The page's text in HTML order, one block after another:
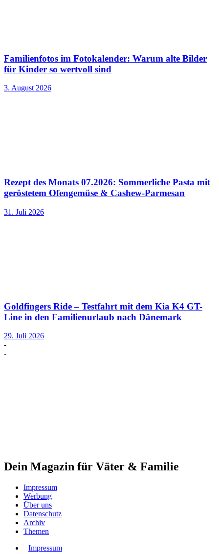
Familienfotos im Fotokalender: Warum alte Bilder
für Kinder so wertvoll sind
3. August 2026
Rezept des Monats 07.2026: Sommerliche Pasta mit
geröstetem Ofengemüse & Cashew-Parmesan
31. Juli 2026
Goldfingers Ride – Testfahrt mit dem Kia K4 GT-
Line in den Familienurlaub nach Dänemark
29. Juli 2026
-
-
Dein Magazin für Väter & Familie
Impressum
Werbung
Über uns
Datenschutz
Archiv
Themen
Impressum